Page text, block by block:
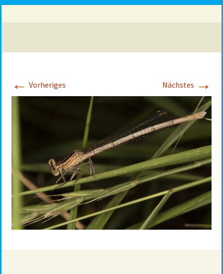
← Vorheriges Nächstes →